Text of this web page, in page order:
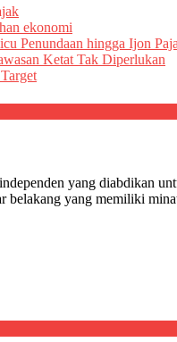
ekonomi
Penundaan hingga Ijon
Ketat Tak Diperlukan
yang diabdikan
belakang yang memiliki